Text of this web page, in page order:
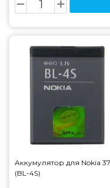
Аккумулятор для Nokia
(BL-4S)